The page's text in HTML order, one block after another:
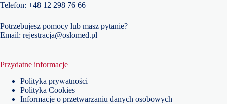
Telefon: +48 12 298 76 66
Potrzebujesz pomocy lub masz pytanie?
Email: rejestracja@oslomed.pl
Przydatne informacje
Polityka prywatności
Polityka Cookies
Informacje o przetwarzaniu danych osobowych